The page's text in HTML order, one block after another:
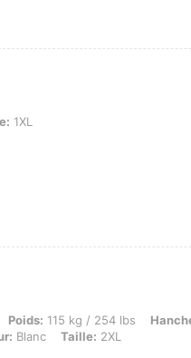
1XL
/ 254 lbs, Hanches: 135 cm / 53
Poids: 115 kg / 254 lbs
Blanc Taille: 2XL